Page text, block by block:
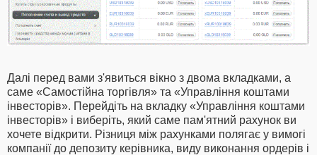
Далі перед вами з'явиться вікно з двома вкладками, а
саме «Самостійна торгівля» та «Управління коштами
інвесторів». Перейдіть на вкладку «Управління коштами
інвесторів» і виберіть, який саме пам'ятний рахунок ви
хочете відкрити. Різниця між рахунками полягає у вимогі
компанії до депозиту керівника, виду виконання ордерів і